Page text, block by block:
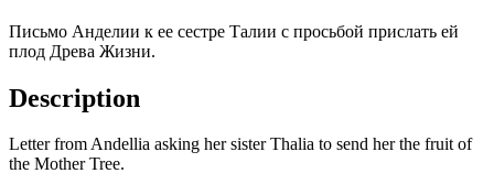
Письмо Анделии к ее сестре Талии с просьбой прислать ей
плод Древа Жизни.
Description
Letter from Andellia asking her sister Thalia to send her the fruit of
the Mother Tree.